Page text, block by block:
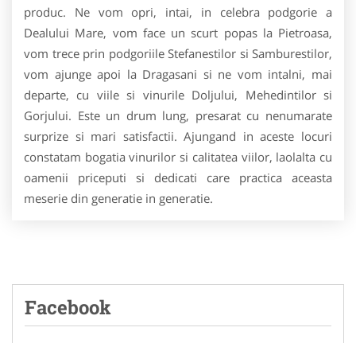
produc. Ne vom opri, intai, in celebra podgorie a
Dealului Mare, vom face un scurt popas la Pietroasa,
vom trece prin podgoriile Stefanestilor si Samburestilor,
vom ajunge apoi la Dragasani si ne vom intalni, mai
departe, cu viile si vinurile Doljului, Mehedintilor si
Gorjului. Este un drum lung, presarat cu nenumarate
surprize si mari satisfactii. Ajungand in aceste locuri
constatam bogatia vinurilor si calitatea viilor, laolalta cu
oamenii priceputi si dedicati care practica aceasta
meserie din generatie in generatie.
Facebook